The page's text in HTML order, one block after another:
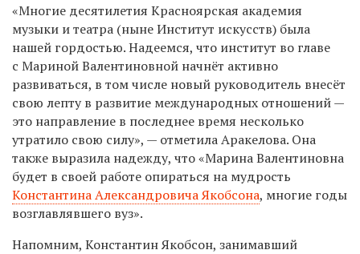
«Многие десятилетия Красноярская академия
музыки и театра (ныне Институт искусств) была
нашей гордостью. Надеемся, что институт во главе
с Мариной Валентиновной начнёт активно
развиваться, в том числе новый руководитель внесёт
свою лепту в развитие международных отношений —
это направление в последнее время несколько
утратило свою силу», — отметила Аракелова. Она
также выразила надежду, что «Марина Валентиновна
будет в своей работе опираться на мудрость
Константина Александровича Якобсона, многие годы
возглавлявшего вуз».
Напомним, Константин Якобсон, занимавший